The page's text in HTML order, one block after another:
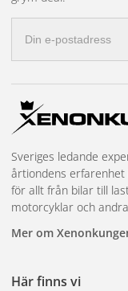
postadress
Sveriges ledande
årtiondens erfarenhet
för allt från bilar till
motorcyklar och
Mer om
Här finns vi